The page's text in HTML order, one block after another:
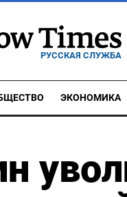
РУССКАЯ СЛУЖБА
ЭКОНОМИКА